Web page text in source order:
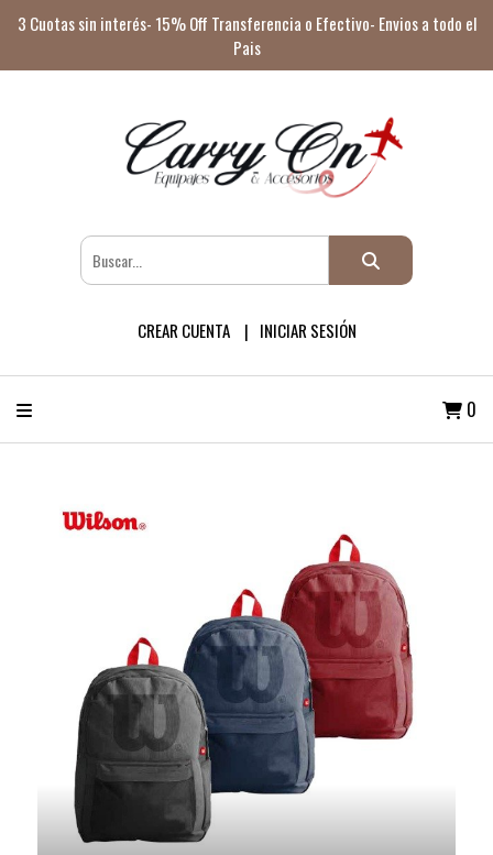
3 Cuotas sin interés- 15% Off Transferencia o Efectivo- Envios a todo el
Pais
CREAR CUENTA INICIAR SESIÓN
0